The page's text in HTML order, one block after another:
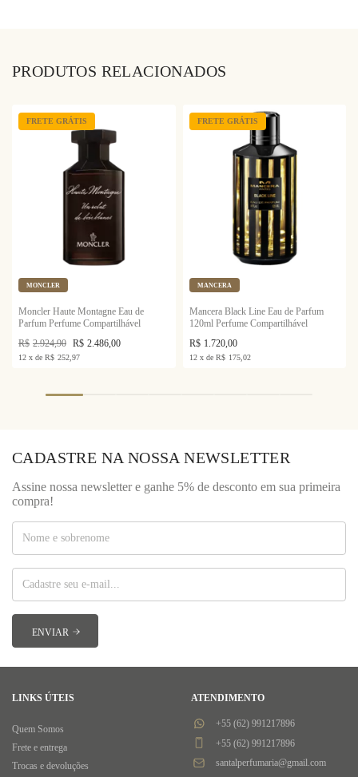
PRODUTOS RELACIONADOS
FRETE GRÁTIS
MONCLER
Moncler Haute Montagne Eau de
Parfum Perfume Compartilhável
R$ 2.486,00
R$ 2.924,90
12 x de R$ 252,97
FRETE GRÁTIS
MANCERA
Mancera Black Line Eau de Parfum
120ml Perfume Compartilhável
R$ 1.720,00
12 x de R$ 175,02
CADASTRE NA NOSSA NEWSLETTER
Assine nossa newsletter e ganhe 5% de desconto em sua primeira
compra!
LINKS ÚTEIS
Quem Somos
Frete e entrega
Trocas e devoluções
ATENDIMENTO
+55 (62) 991217896
+55 (62) 991217896
santalperfumaria@gmail.com